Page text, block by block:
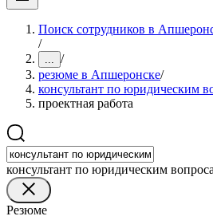
Поиск сотрудников в
/
... /
резюме в Апшеронске/
консультант по юридическим
проектная работа
консультант по юридическим
Резюме